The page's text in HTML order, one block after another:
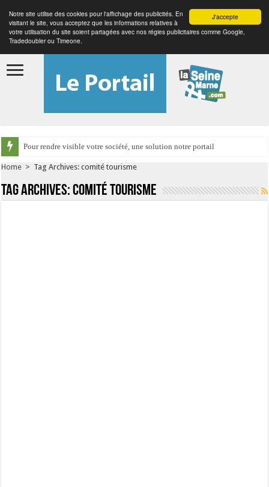
J'accepte
Notre site utilise des cookies pour l'affichage des publicités. En
visitant le site, vous acceptez que les informations relatives à
votre utilisation du site soient partagées avec nos régies publicitaires comme Google,
Tradedoubler ou Timeone.
Pour rendre visible votre société, une solution notre portail
Home > Tag Archives: comité tourisme
Tag Archives:comité tourisme